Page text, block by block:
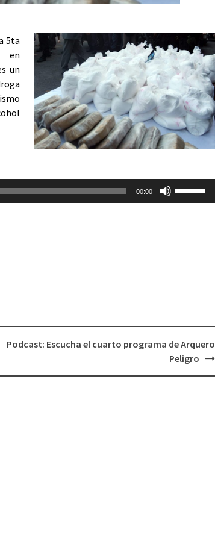
5ta
en
un
00:00
el
volumen.
Podcast: Escucha el cuarto programa de Arquero
Peligro